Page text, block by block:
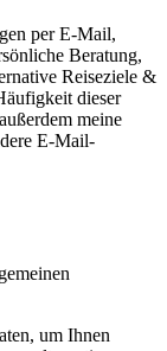
per E-Mail,
Beratung,
Reiseziele &
dieser
meine
E-Mail-
um Ihnen